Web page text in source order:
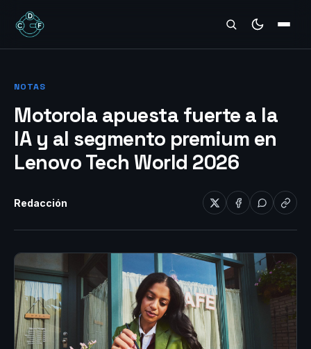
REVIEWS
NOTAS
Motorola apuesta fuerte a la
IA y al segmento premium en
Lenovo Tech World 2026
Redacción